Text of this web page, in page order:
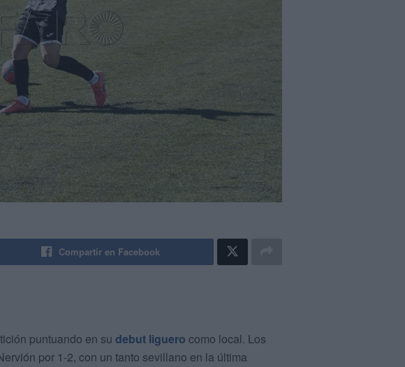
Compartir en Facebook
puntuando en su debut liguero como local. Los
por 1-2, con un tanto sevillano en la última